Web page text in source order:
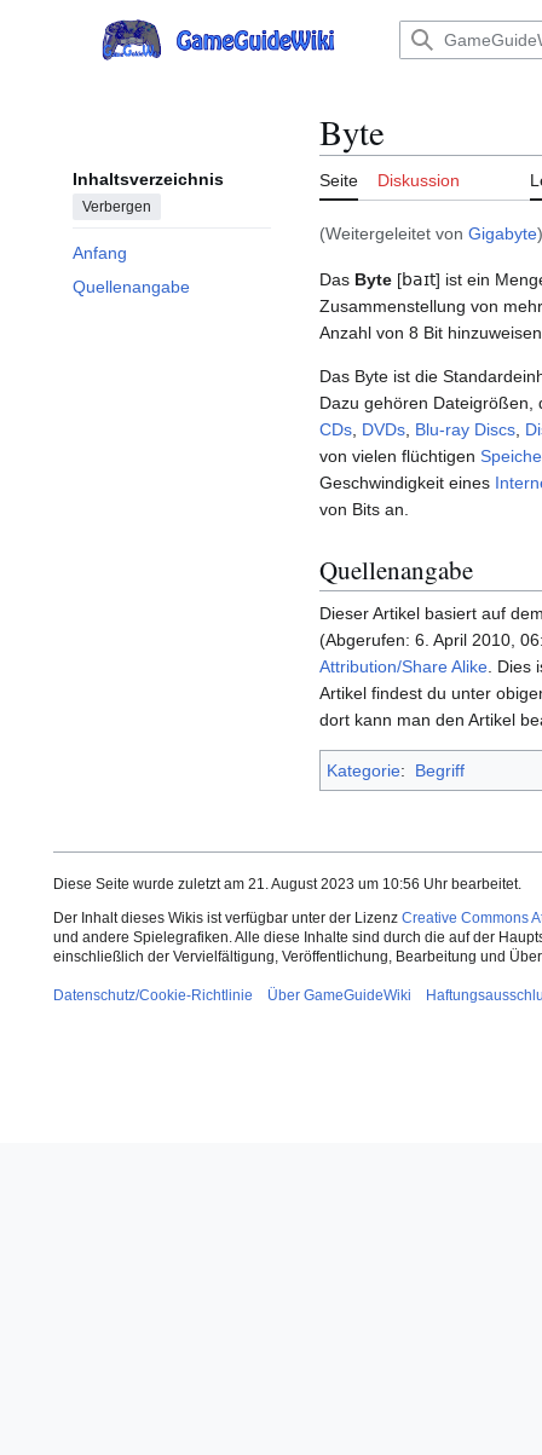
Hauptmenü
Inhaltsverzeichnis
Verbergen
Anfang
Quellenangabe
Byte
Seite Diskussion
(Weitergeleitet von Gigabyte)
Das Byte [baɪt] ist ein
Zusammenstellung von
Anzahl von 8 Bit
Das Byte ist die
Dazu gehören
CDs DVDs Blu-ray Discs
von vielen flüchtigen
Geschwindigkeit eines
von Bits an.
Quellenangabe
Dieser Artikel basiert auf
(Abgerufen: 6. April 2010,
Attribution/Share Alike .
Artikel findest du unter
dort kann man den Artikel
Kategorie: Begriff
Diese Seite wurde zuletzt am 21. August 2023 um 10:56 Uhr bearbeitet.
Der Inhalt dieses Wikis ist verfügbar unter der Lizenz Creative Commons
und andere Spielegrafiken. Alle diese Inhalte sind durch die auf der
einschließlich der Vervielfältigung, Veröffentlichung, Bearbeitung und
Datenschutz/Cookie-Richtlinie Über GameGuideWiki